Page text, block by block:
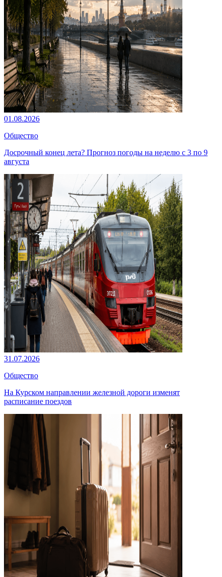
01.08.2026
Общество
Досрочный конец лета? Прогноз погоды на неделю с 3 по 9
августа
31.07.2026
Общество
На Курском направлении железной дороги изменят
расписание поездов